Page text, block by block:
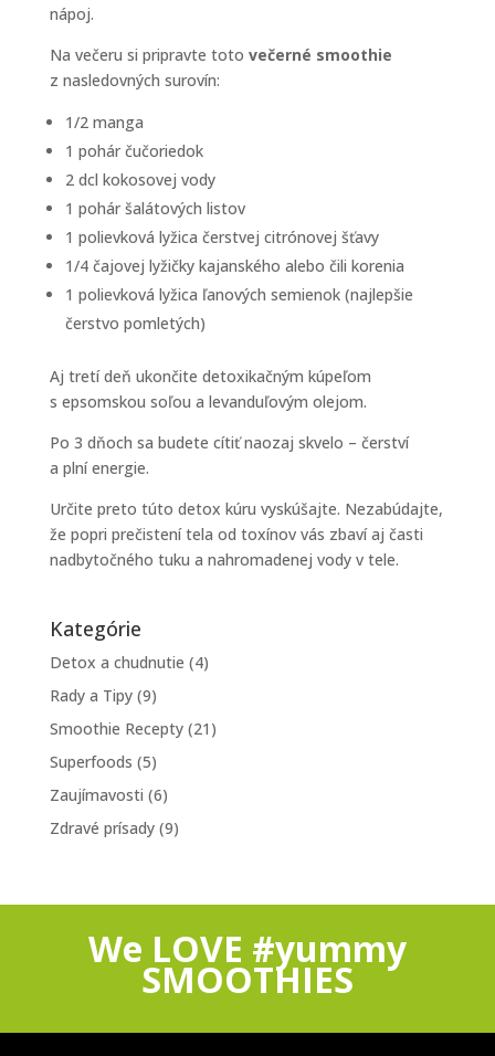
nápoj.
Na večeru si pripravte toto večerné smoothie
z nasledovných surovín:
1/2 manga
1 pohár čučoriedok
2 dcl kokosovej vody
1 pohár šalátových listov
1 polievková lyžica čerstvej citrónovej šťavy
1/4 čajovej lyžičky kajanského alebo čili korenia
1 polievková lyžica ľanových semienok (najlepšie
čerstvo pomletých)
Aj tretí deň ukončite detoxikačným kúpeľom
s epsomskou soľou a levanduľovým olejom.
Po 3 dňoch sa budete cítiť naozaj skvelo – čerství
a plní energie.
Určite preto túto detox kúru vyskúšajte. Nezabúdajte,
že popri prečistení tela od toxínov vás zbaví aj časti
nadbytočného tuku a nahromadenej vody v tele.
Kategórie
Detox a chudnutie (4)
Rady a Tipy(9)
Smoothie Recepty(21)
Superfoods (5)
Zaujímavosti (6)
Zdravé prísady(9)
We LOVE #yummy
SMOOTHIES